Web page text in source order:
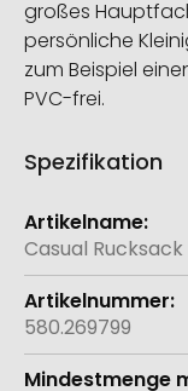
großes
persönliche
zum Beispiel
PVC-frei.
Spezifikation
Weitere
Informationen
Casual
580.269799